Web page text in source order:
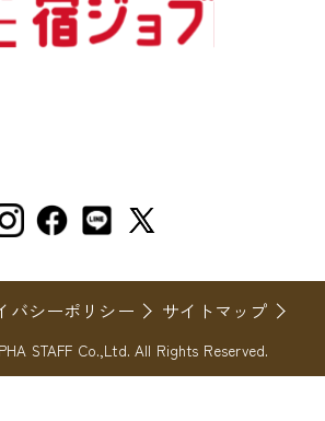
バシーポリシー サイトマップ
STAFF Co.,Ltd. All Rights Reserved.